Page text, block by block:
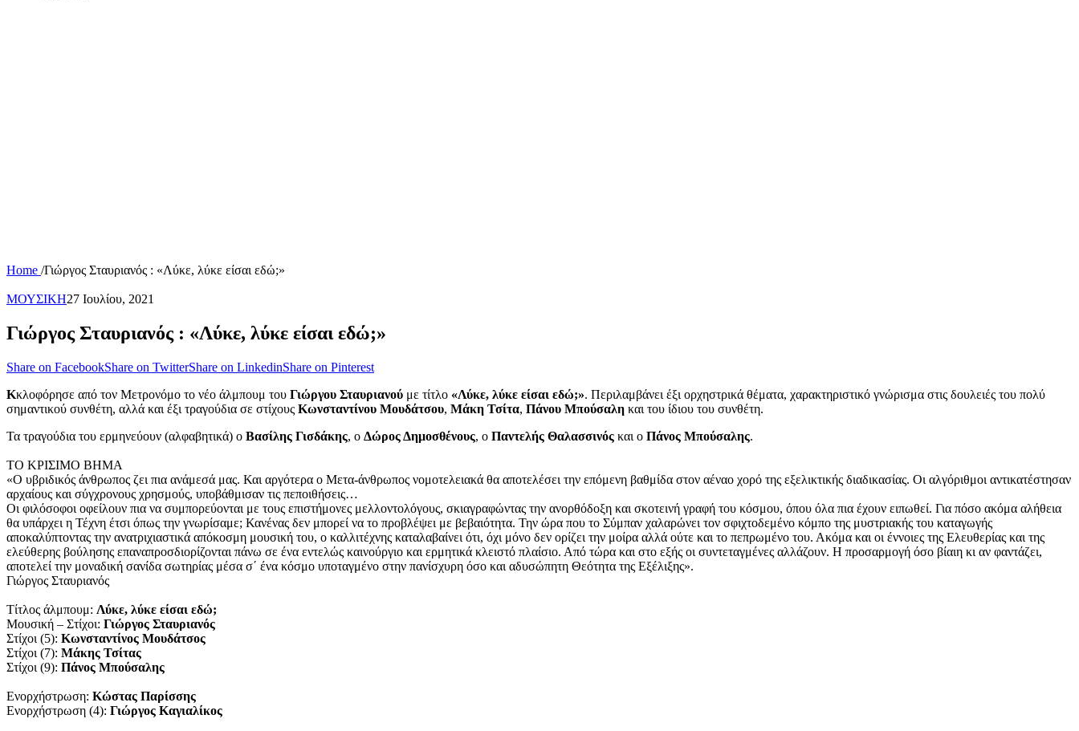
Home /Γιώργος Σταυριανός : «Λύκε, λύκε είσαι εδώ;»
ΜΟΥΣΙΚΗ27 Ιουλίου, 2021
Γιώργος Σταυριανός : «Λύκε, λύκε είσαι εδώ;»
Share on FacebookShare on TwitterShare on LinkedinShare on Pinterest
Κκλοφόρησε από τον Μετρονόμο το νέο άλμπουμ του Γιώργου Σταυριανού με τίτλο «Λύκε, λύκε είσαι εδώ;». Περιλαμβάνει έξι ορχηστρικά θέματα, χαρακτηριστικό γνώρισμα στις δουλειές του πολύ
σημαντικού συνθέτη, αλλά και έξι τραγούδια σε στίχους Κωνσταντίνου Μουδάτσου, Μάκη Τσίτα, Πάνου Μπούσαλη και του ίδιου του συνθέτη.
Τα τραγούδια του ερμηνεύουν (αλφαβητικά) ο Βασίλης Γισδάκης, ο Δώρος Δημοσθένους, ο Παντελής Θαλασσινός και ο Πάνος Μπούσαλης.
ΤΟ ΚΡΙΣΙΜΟ ΒΗΜΑ
«Ο υβριδικός άνθρωπος ζει πια ανάμεσά μας. Και αργότερα ο Μετα-άνθρωπος νομοτελειακά θα αποτελέσει την επόμενη βαθμίδα στον αέναο χορό της εξελικτικής διαδικασίας. Οι αλγόριθμοι αντικατέστησαν
αρχαίους και σύγχρονους χρησμούς, υποβάθμισαν τις πεποιθήσεις…
Οι φιλόσοφοι οφείλουν πια να συμπορεύονται με τους επιστήμονες μελλοντολόγους, σκιαγραφώντας την ανορθόδοξη και σκοτεινή γραφή του κόσμου, όπου όλα πια έχουν ειπωθεί. Για πόσο ακόμα αλήθεια
θα υπάρχει η Τέχνη έτσι όπως την γνωρίσαμε; Κανένας δεν μπορεί να το προβλέψει με βεβαιότητα. Την ώρα που το Σύμπαν χαλαρώνει τον σφιχτοδεμένο κόμπο της μυστριακής του καταγωγής
αποκαλύπτοντας την ανατριχιαστικά απόκοσμη μουσική του, ο καλλιτέχνης καταλαβαίνει ότι, όχι μόνο δεν ορίζει την μοίρα αλλά ούτε και το πεπρωμένο του. Ακόμα και οι έννοιες της Ελευθερίας και της
ελεύθερης βούλησης επαναπροσδιορίζονται πάνω σε ένα εντελώς καινούργιο και ερμητικά κλειστό πλαίσιο. Από τώρα και στο εξής οι συντεταγμένες αλλάζουν. Η προσαρμογή όσο βίαιη κι αν φαντάζει,
αποτελεί την μοναδική σανίδα σωτηρίας μέσα σ΄ ένα κόσμο υποταγμένο στην πανίσχυρη όσο και αδυσώπητη Θεότητα της Εξέλιξης».
Γιώργος Σταυριανός
Τίτλος άλμπουμ: Λύκε, λύκε είσαι εδώ;
Μουσική – Στίχοι: Γιώργος Σταυριανός
Στίχοι (5): Κωνσταντίνος Μουδάτσος
Στίχοι (7): Μάκης Τσίτας
Στίχοι (9): Πάνος Μπούσαλης
Eνορχήστρωση: Κώστας Παρίσσης
Eνορχήστρωση (4): Γιώργος Καγιαλίκος